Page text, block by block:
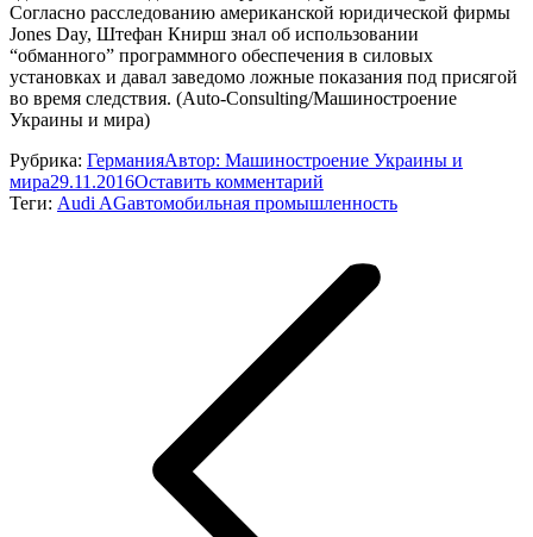
Согласно расследованию американской юридической фирмы
Jones Day, Штефан Книрш знал об использовании
“обманного” программного обеспечения в силовых
установках и давал заведомо ложные показания под присягой
во время следствия. (Auto-Consulting/Машиностроение
Украины и мира)
Рубрика: ГерманияАвтор: Машиностроение Украины и
мира29.11.2016Оставить комментарий
Теги: Audi AGавтомобильная промышленность